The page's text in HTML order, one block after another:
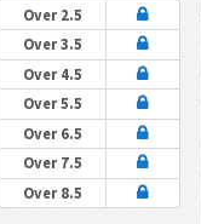
Over 2.5
Over 3.5
Over 4.5
Over 5.5
Over 6.5
Over 7.5
Over 8.5